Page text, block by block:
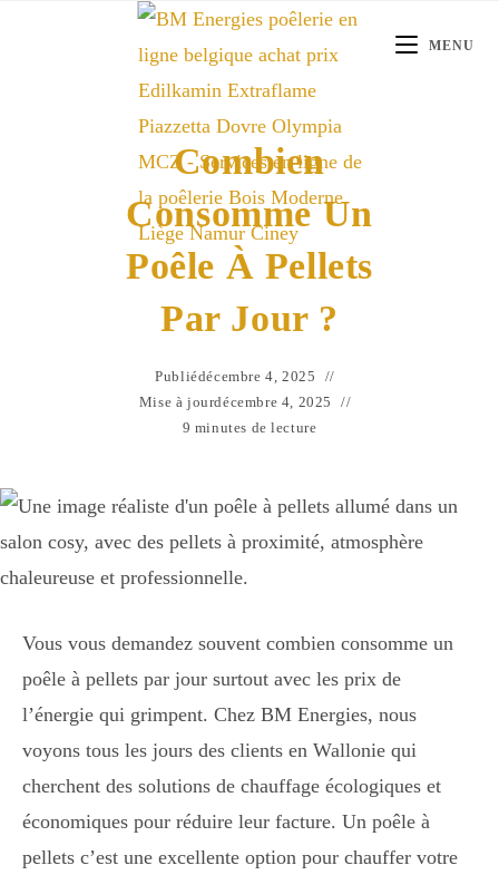
MENU
Combien
Consomme Un
Poêle À Pellets
Par Jour ?
Publiédécembre 4, 2025
Mise à jourdécembre 4, 2025
9 minutes de lecture
Vous vous demandez souvent combien consomme un
poêle à pellets par jour surtout avec les prix de
l’énergie qui grimpent. Chez BM Energies, nous
voyons tous les jours des clients en Wallonie qui
cherchent des solutions de chauffage écologiques et
économiques pour réduire leur facture. Un poêle à
pellets c’est une excellente option pour chauffer votre